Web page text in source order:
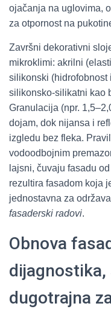
ojačanja na uglovima,
za otpornost na
Završni dekorativni
mikroklimi: akrilni
silikonski (hidrofobnost
silikonsko-silikatni kao
Granulacija (npr.
dojam, dok nijansa i
izgledu bez fleka.
vodoodbojnim
lajsni, čuvaju fasadu
rezultira fasadom koja
jednostavna za
fasaderski radovi.
Obnova
dijagnostika,
dugotrajna